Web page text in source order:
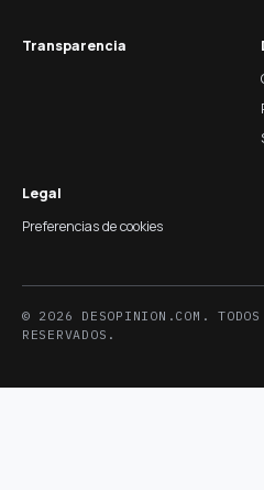
Transparencia
Legal
Preferencias de cookies
© 2026 DESOPINION.COM. TODOS
RESERVADOS.